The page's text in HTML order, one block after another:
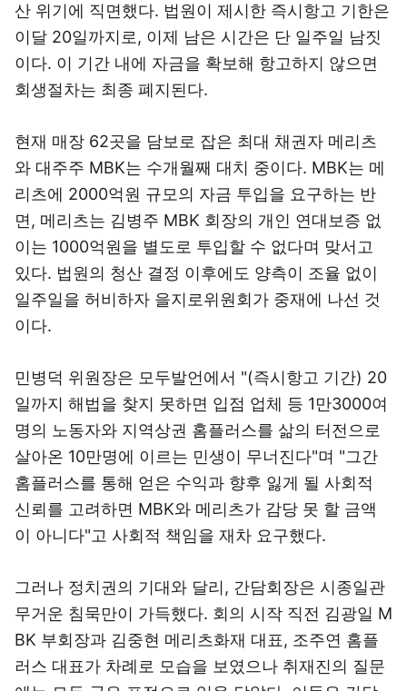
산 위기에 직면했다. 법원이 제시한 즉시항고 기한은
이달 20일까지로, 이제 남은 시간은 단 일주일 남짓
이다. 이 기간 내에 자금을 확보해 항고하지 않으면
회생절차는 최종 폐지된다.
현재 매장 62곳을 담보로 잡은 최대 채권자 메리츠
와 대주주 MBK는 수개월째 대치 중이다. MBK는 메
리츠에 2000억원 규모의 자금 투입을 요구하는 반
면, 메리츠는 김병주 MBK 회장의 개인 연대보증 없
이는 1000억원을 별도로 투입할 수 없다며 맞서고
있다. 법원의 청산 결정 이후에도 양측이 조율 없이
일주일을 허비하자 을지로위원회가 중재에 나선 것
이다.
민병덕 위원장은 모두발언에서 "(즉시항고 기간) 20
일까지 해법을 찾지 못하면 입점 업체 등 1만3000여
명의 노동자와 지역상권 홈플러스를 삶의 터전으로
살아온 10만명에 이르는 민생이 무너진다"며 "그간
홈플러스를 통해 얻은 수익과 향후 잃게 될 사회적
신뢰를 고려하면 MBK와 메리츠가 감당 못 할 금액
이 아니다"고 사회적 책임을 재차 요구했다.
그러나 정치권의 기대와 달리, 간담회장은 시종일관
무거운 침묵만이 가득했다. 회의 시작 직전 김광일 M
BK 부회장과 김중현 메리츠화재 대표, 조주연 홈플
러스 대표가 차례로 모습을 보였으나 취재진의 질문